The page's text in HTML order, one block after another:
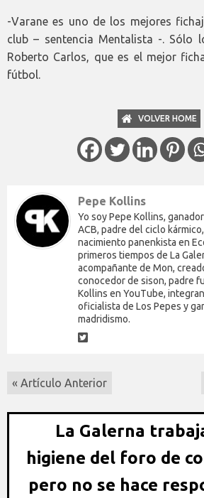
-Varane es uno de los mejores
club – sentencia Mentalista -. Sólo
Roberto Carlos, que es el mejor
fútbol.
VOLVER HOME
Pepe Kollins
Yo soy Pepe Kollins,
ACB, padre del ciclo
nacimiento panenkista en
primeros tiempos de La
acompañante de Mon,
conocedor de sison, padre
Kollins en YouTube,
oficialista de Los Pepes y
madridismo.
« Artículo Anterior
La Galerna
higiene del foro de
pero no se hace